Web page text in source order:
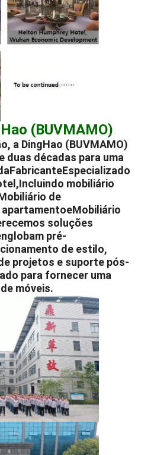
(BUVMAMO)
a DingHao (BUVMAMO)
duas décadas para uma
FabricanteEspecializado
,Incluindo mobiliário
de
eMobiliário
soluções
pré-
de estilo,
projetos e suporte pós-
para fornecer uma
móveis.